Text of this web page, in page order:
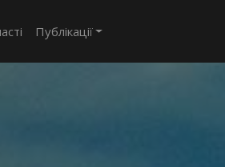
Публікації